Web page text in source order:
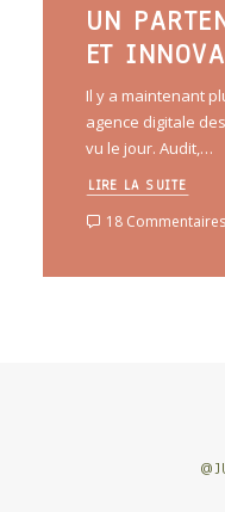
UN
ET
Il y a maintenant
agence digitale
vu le jour. Audit,…
LIRE LA SUITE
18 Commentaires